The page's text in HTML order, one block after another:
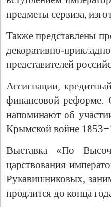
предметы сервиза,
Также представлены
декоративно-
представителей
Ассигнации,
финансовой реформе.
напоминают об
Крымской войне
Выставка «По
царствования
Рукавишниковых,
продлится до конца